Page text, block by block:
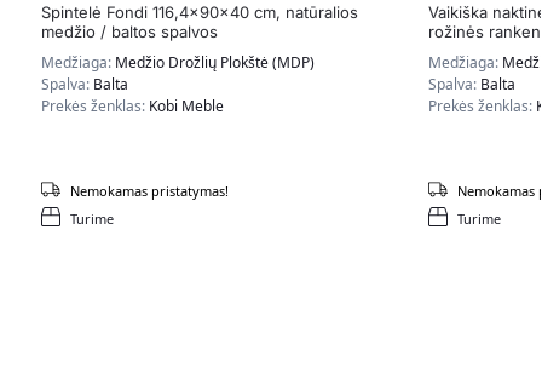
Spintelė Fondi 116,4x90x40 cm, natūralios
medžio / baltos spalvos
Medžiaga: Medžio Drožlių Plokštė (MDP)
Spalva: Balta
Prekės ženklas: Kobi Meble
Turime
Nemokamas pristatymas!
Vaikiška
rožinės
Medžiaga:
Spalva: Balta
Prekės ženklas:
Turime
Nemokamas